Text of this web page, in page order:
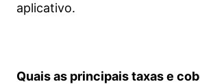
aplicativo.
Quais as principais taxas e